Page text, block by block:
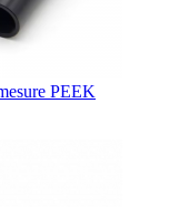
PEEK